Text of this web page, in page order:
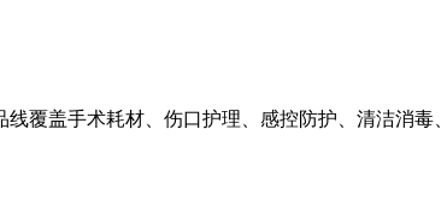
线覆盖手术耗材、伤口护理、感控防护、清洁消毒